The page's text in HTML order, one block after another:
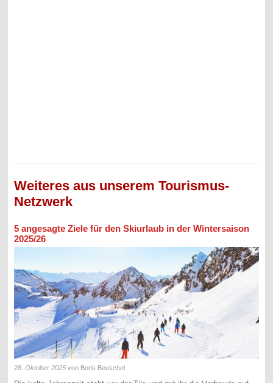
Weiteres aus unserem Tourismus-
Netzwerk
5 angesagte Ziele für den Skiurlaub in der Wintersaison
2025/26
28. Oktober 2025 von Boris Beuschel